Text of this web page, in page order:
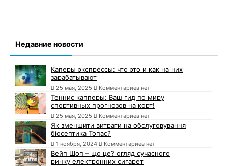
Недавние новости
Каперы экспрессы: что это и как на них
зарабатывают
25 мая, 2025 Комментариев нет
Теннис капперы: Ваш гид по миру
спортивных прогнозов на корт!
25 мая, 2025 Комментариев нет
Як зменшити витрати на обслуговування
біосептика Топас?
1 ноября, 2024 Комментариев нет
Вейп Шоп – що це? огляд сучасного
ринку електронних сигарет